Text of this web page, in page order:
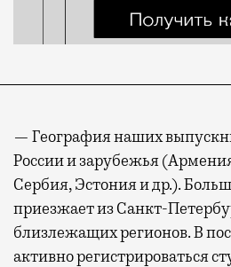
— География наших
России и зарубежья
Сербия, Эстония и др.).
приезжает из Санкт-
близлежащих регионов. В
активно регистрироваться